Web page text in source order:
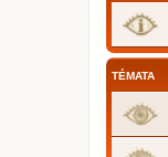
TÉMATA